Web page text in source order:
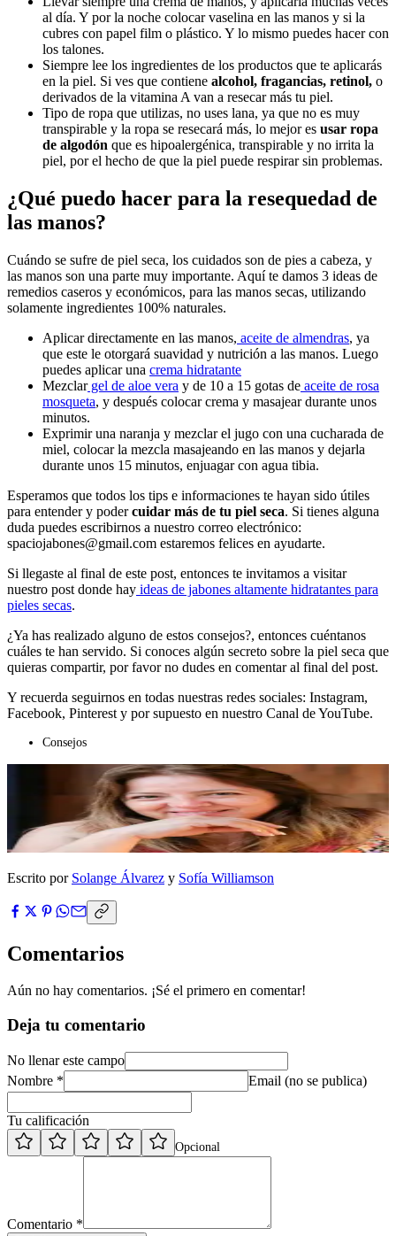
al día. Y por la noche colocar vaselina en las manos y si la
cubres con papel film o plástico. Y lo mismo puedes hacer con
los talones.
Siempre lee los ingredientes de los productos que te aplicarás
en la piel. Si ves que contiene alcohol, fragancias, retinol, o
derivados de la vitamina A van a resecar más tu piel.
Tipo de ropa que utilizas, no uses lana, ya que no es muy
transpirable y la ropa se resecará más, lo mejor es usar ropa
de algodón que es hipoalergénica, transpirable y no irrita la
piel, por el hecho de que la piel puede respirar sin problemas.
¿Qué puedo hacer para la resequedad de
las manos?
Cuándo se sufre de piel seca, los cuidados son de pies a cabeza, y
las manos son una parte muy importante. Aquí te damos 3 ideas de
remedios caseros y económicos, para las manos secas, utilizando
solamente ingredientes 100% naturales.
Aplicar directamente en las manos, aceite de almendras, ya
que este le otorgará suavidad y nutrición a las manos. Luego
puedes aplicar una crema hidratante
Mezclargel de aloe vera y de 10 a 15 gotas de aceite de rosa
mosqueta, y después colocar crema y masajear durante unos
minutos.
Exprimir una naranja y mezclar el jugo con una cucharada de
miel, colocar la mezcla masajeando en las manos y dejarla
durante unos 15 minutos, enjuagar con agua tibia.
Esperamos que todos los tips e informaciones te hayan sido útiles
para entender y podercuidar más de tu piel seca. Si tienes alguna
duda puedes escribirnos a nuestro correo electrónico:
spaciojabones@gmail.com estaremos felices en ayudarte.
Si llegaste al final de este post, entonces te invitamos a visitar
nuestro post donde hay ideas de jabones altamente hidratantes para
pieles secas.
¿Ya has realizado alguno de estos consejos?, entonces cuéntanos
cuáles te han servido. Si conoces algún secreto sobre la piel seca que
quieras compartir, por favor no dudes en comentar al final del post.
Y recuerda seguirnos en todas nuestras redes sociales: Instagram,
Facebook, Pinterest y por supuesto en nuestro Canal de YouTube.
Consejos
Escrito por Solange Álvarez y Sofía Williamson
Comentarios
Aún no hay comentarios. ¡Sé el primero en comentar!
Deja tu comentario
No llenar este campo
Nombre *
Email (no se publica)
Tu calificación
Opcional
Comentario *